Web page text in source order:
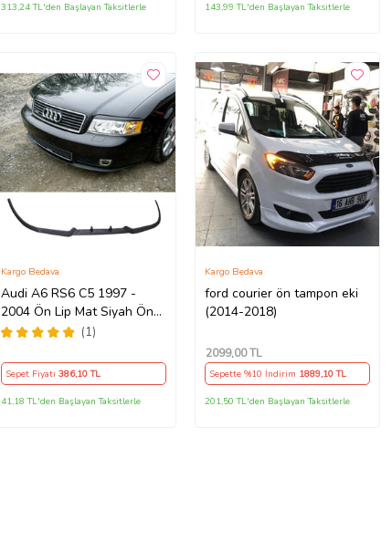
313,24 TL'den Başlayan Taksitlerle 143,99 TL'den Başlayan Taksitlerle
Audi A6 RS6 C5 1997 -
2004 Ön Lip Mat Siyah Ön
Tampon Lip
(1)
Kargo Bedava
Sepet Fiyatı386,10 TL
41,18 TL'den Başlayan Taksitlerle
ford courier ön tampon eki
(2014-2018)
Kargo Bedava
2099,00 TL
Sepette %10 İndirim 1889,10 TL
201,50 TL'den Başlayan Taksitlerle